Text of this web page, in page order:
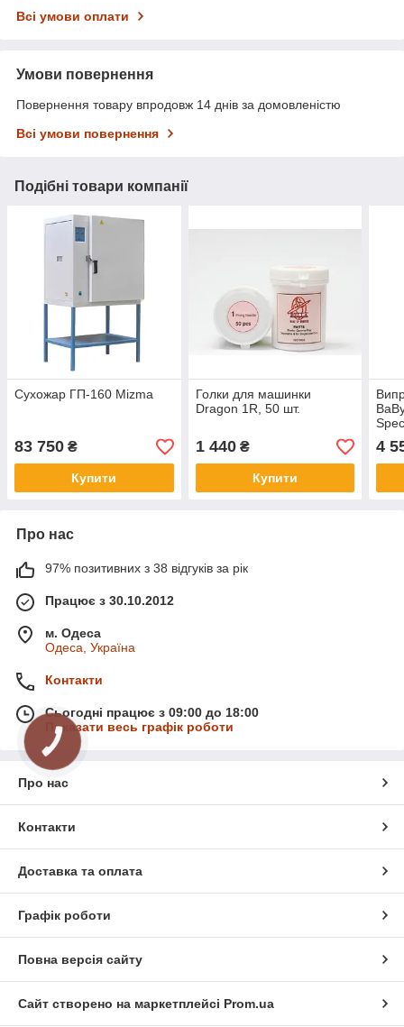
Всі умови оплати
Умови повернення
Повернення товару впродовж 14 днів за домовленістю
Всі умови повернення
Подібні товари компанії
Сухожар ГП-160 Mizma
83 750 ₴
Купити
Голки для машинки
Dragon 1R, 50 шт.
1 440₴
Купити
4
Про нас
97% позитивних з 38 відгуків за рік
Працює з 30.10.2012
м. Одеса
Одеса, Україна
Контакти
Сьогодні працює з 09:00 до 18:00
Показати весь графік роботи
Про нас
Контакти
Доставка та оплата
Графік роботи
Повна версія сайту
Сайт створено на маркетплейсі Prom.ua
КНОПКА
ЗВ'ЯЗКУ